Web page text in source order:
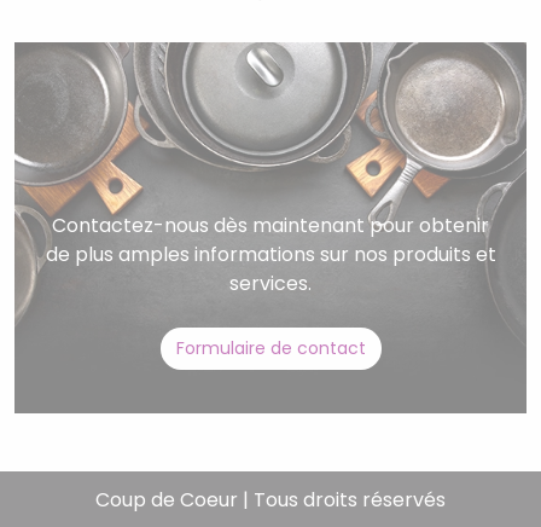
Contactez-nous dès maintenant pour obtenir
de plus amples informations sur nos produits et
services.
Formulaire de contact
Coup de Coeur | Tous droits réservés